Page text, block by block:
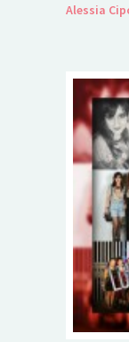
Alessia